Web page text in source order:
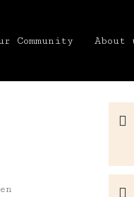
Community About